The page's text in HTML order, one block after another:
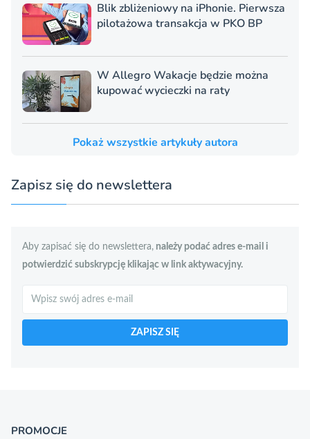
Blik zbliżeniowy na iPhonie. Pierwsza
pilotażowa transakcja w PKO BP
W Allegro Wakacje będzie można
kupować wycieczki na raty
Pokaż wszystkie artykuły autora
Zapisz się do newslettera
Aby zapisać się do newslettera, należy podać adres e-mail i
potwierdzić subskrypcję klikając w link aktywacyjny.
Szukaj
ZAPISZ SIĘ
PROMOCJE